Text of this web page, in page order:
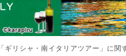
ギリシャ・南イタリアツアー」に関